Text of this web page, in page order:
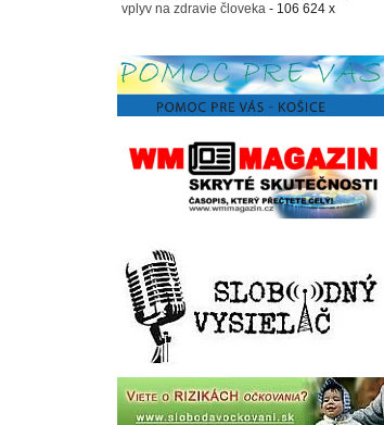
vplyv na zdravie človeka - 106 624 x